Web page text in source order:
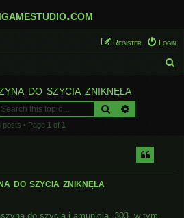
Login
Register
do szycia zniknęła
Search
posts • Page 1 of 1
do szycia zniknęła
do szycia i amunicja .303, w tym